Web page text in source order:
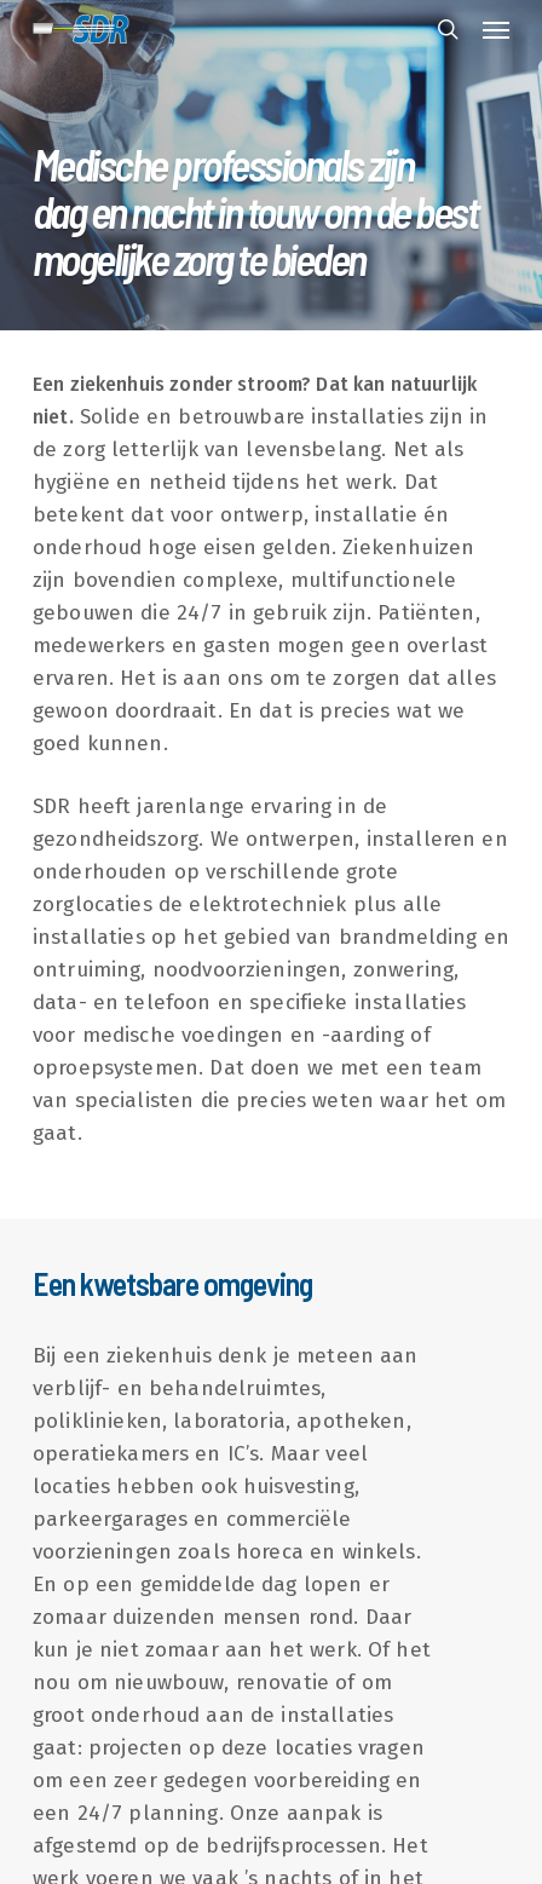
Skip
to
main
content
Menu
Medische professionals zijn
dag en nacht in touw om de best
mogelijke zorg te bieden
Een ziekenhuis zonder stroom? Dat kan natuurlijk
niet.Solide en betrouwbare installaties zijn in
de zorg letterlijk van levensbelang. Net als
hygiëne en netheid tijdens het werk. Dat
betekent dat voor ontwerp, installatie én
onderhoud hoge eisen gelden. Ziekenhuizen
zijn bovendien complexe, multifunctionele
gebouwen die 24/7 in gebruik zijn. Patiënten,
medewerkers en gasten mogen geen overlast
ervaren. Het is aan ons om te zorgen dat alles
gewoon doordraait. En dat is precies wat we
goed kunnen.
SDR heeft jarenlange ervaring in de
gezondheidszorg. We ontwerpen, installeren en
onderhouden op verschillende grote
zorglocaties de elektrotechniek plus alle
installaties op het gebied van brandmelding en
ontruiming, noodvoorzieningen, zonwering,
data- en telefoon en specifieke installaties
voor medische voedingen en -aarding of
oproepsystemen. Dat doen we met een team
van specialisten die precies weten waar het om
gaat.
Een kwetsbare omgeving
Bij een ziekenhuis denk je meteen aan
verblijf- en behandelruimtes,
poliklinieken, laboratoria, apotheken,
operatiekamers en IC’s. Maar veel
locaties hebben ook huisvesting,
parkeergarages en commerciële
voorzieningen zoals horeca en winkels.
En op een gemiddelde dag lopen er
zomaar duizenden mensen rond. Daar
kun je niet zomaar aan het werk. Of het
nou om nieuwbouw, renovatie of om
groot onderhoud aan de installaties
gaat: projecten op deze locaties vragen
om een zeer gedegen voorbereiding en
een 24/7 planning. Onze aanpak is
afgestemd op de bedrijfsprocessen. Het
werk voeren we vaak ’s nachts of in het